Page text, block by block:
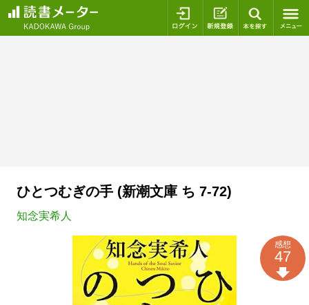
ログイン 新規登録
ひとつむぎの手 (新潮文庫 ち 7-72)
知念実希人
感想
47